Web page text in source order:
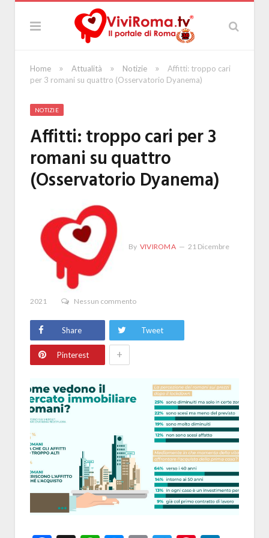
Home » Attualità » Notizie »
Affitti: troppo cari
per 3 romani su quattro (Osservatorio Dyanema)
NOTIZIE
Affitti: troppo cari per 3
romani su quattro
(Osservatorio Dyanema)
By VIVIROMA 21 Dicembre
2021 Nessun commento
Share Tweet
Pinterest +